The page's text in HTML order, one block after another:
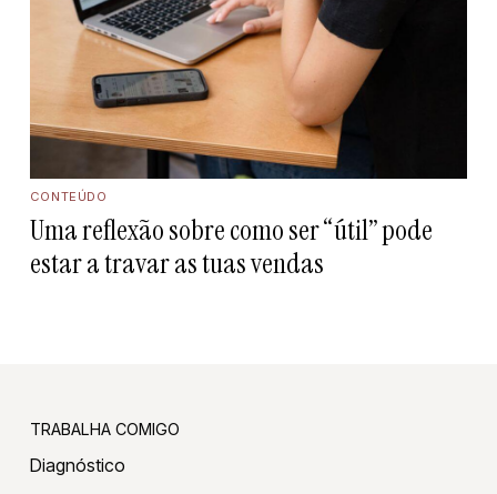
CONTEÚDO
Uma reflexão sobre como ser “útil” pode
estar a travar as tuas vendas
TRABALHA COMIGO
Diagnóstico